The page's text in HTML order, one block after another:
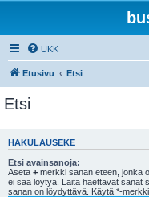
UKK
Etusivu Etsi
Etsi
HAKULAUSEKE
Etsi avainsanoja:
Aseta + merkki sanan eteen, jonka
ei saa löytyä. Laita haettavat sanat
sanan on löydyttävä. Käytä *-